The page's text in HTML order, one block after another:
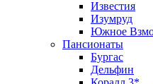
Известия
Изумруд
Южное
Пансионаты
Бургас
Дельфин